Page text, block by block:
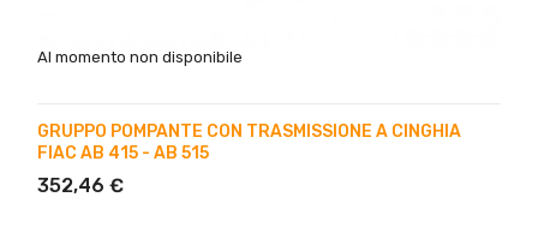
Al momento non disponibile
GRUPPO POMPANTE CON TRASMISSIONE A CINGHIA
FIAC AB 415 - AB 515
352,46 €